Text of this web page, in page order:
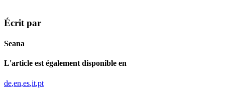
Écrit par
Seana
L'article est également disponible en
de en es it pt